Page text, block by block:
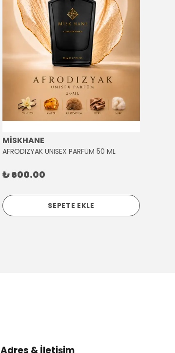
MİSKHANE
AFRODIZYAK UNISEX PARFÜM 50 ML
₺ 600.00
SEPETE EKLE
Adres & İletişim